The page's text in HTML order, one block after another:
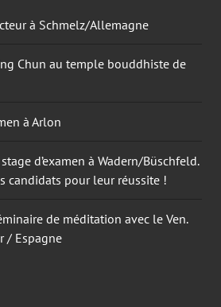
à Schmelz/Allemagne
Chun au temple bouddhiste de
à Arlon
d’examen à Wadern/Büschfeld.
candidats pour leur réussite !
de méditation avec le Ven.
/ Espagne